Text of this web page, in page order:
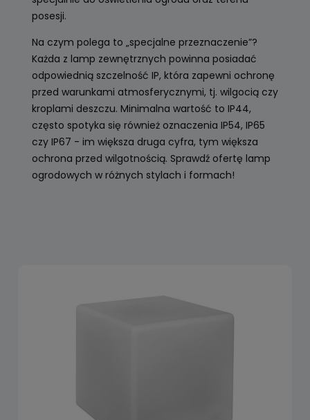
posesji.
Na czym polega to „specjalne przeznaczenie”?
Każda z lamp zewnętrznych powinna posiadać
odpowiednią szczelność IP, która zapewni ochronę
przed warunkami atmosferycznymi, tj. wilgocią czy
kroplami deszczu. Minimalna wartość to IP44,
często spotyka się również oznaczenia IP54, IP65
czy IP67 - im większa druga cyfra, tym większa
ochrona przed wilgotnością. Sprawdź ofertę lamp
ogrodowych w różnych stylach i formach!